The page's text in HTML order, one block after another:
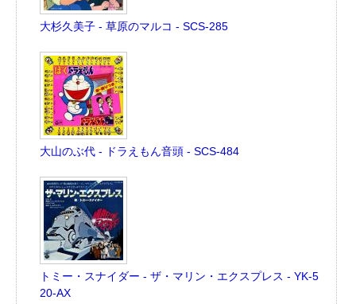
大杉久美子 - 草原のマルコ - SCS-285
大山のぶ代 - ドラえもん音頭 - SCS-484
トミー・スナイダー - ザ・マリン・エクスプレス - YK-5
20-AX